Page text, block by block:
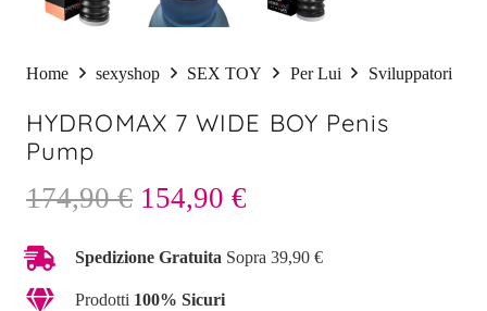
Home sexyshop SEX TOY Per Lui Sviluppatori
HYDROMAX 7 WIDE BOY Penis
Pump
174,90€ Il
originale
era:
154,90 €
attuale
Spedizione Gratuita Sopra 39,90 €
Prodotti 100% Sicuri